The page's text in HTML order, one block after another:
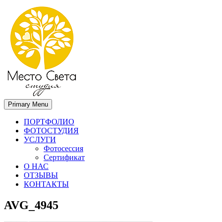
Место света. Свадебный фотограф в Орле Апальков Вячеслав
Свадебный фотограф в Орле
Primary Menu
ПОРТФОЛИО
ФОТОСТУДИЯ
УСЛУГИ
Фотосессия
Сертификат
О НАС
ОТЗЫВЫ
КОНТАКТЫ
AVG_4945